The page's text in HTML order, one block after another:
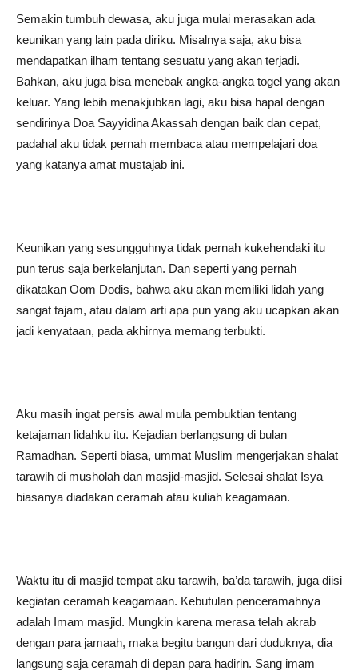
Semakin tumbuh dewasa, aku juga mulai merasakan ada
keunikan yang lain pada diriku. Misalnya saja, aku bisa
mendapatkan ilham tentang sesuatu yang akan terjadi.
Bahkan, aku juga bisa menebak angka-angka togel yang akan
keluar. Yang lebih menakjubkan lagi, aku bisa hapal dengan
sendirinya Doa Sayyidina Akassah dengan baik dan cepat,
padahal aku tidak pernah membaca atau mempelajari doa
yang katanya amat mustajab ini.
Keunikan yang sesungguhnya tidak pernah kukehendaki itu
pun terus saja berkelanjutan. Dan seperti yang pernah
dikatakan Oom Dodis, bahwa aku akan memiliki lidah yang
sangat tajam, atau dalam arti apa pun yang aku ucapkan akan
jadi kenyataan, pada akhirnya memang terbukti.
Aku masih ingat persis awal mula pembuktian tentang
ketajaman lidahku itu. Kejadian berlangsung di bulan
Ramadhan. Seperti biasa, ummat Muslim mengerjakan shalat
tarawih di musholah dan masjid-masjid. Selesai shalat Isya
biasanya diadakan ceramah atau kuliah keagamaan.
Waktu itu di masjid tempat aku tarawih, ba’da tarawih, juga diisi
kegiatan ceramah keagamaan. Kebutulan penceramahnya
adalah Imam masjid. Mungkin karena merasa telah akrab
dengan para jamaah, maka begitu bangun dari duduknya, dia
langsung saja ceramah di depan para hadirin. Sang imam